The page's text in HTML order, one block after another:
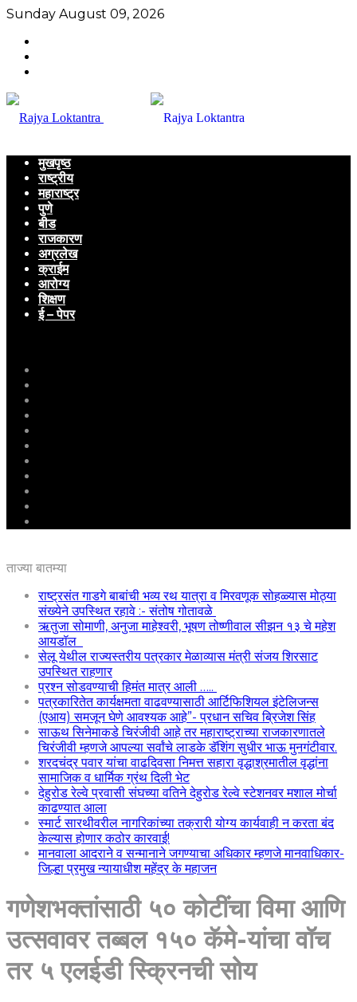
Sunday August 09, 2026
मुखपृष्ठ
राष्ट्रीय
महाराष्ट्र
पुणे
बीड
राजकारण
अग्रलेख
क्राईम
आरोग्य
शिक्षण
ई – पेपर
ताज्या बातम्या
राष्ट्रसंत गाडगे बाबांची भव्य रथ यात्रा व मिरवणूक सोहळ्यास मोठ्या
संख्येने उपस्थित रहावे :- संतोष गोतावळे
ऋतुजा सोमाणी, अनुजा माहेश्वरी, भूषण तोष्णीवाल सीझन १३ चे महेश
आयडॉल
सेलू येथील राज्यस्तरीय पत्रकार मेळाव्यास मंत्री संजय शिरसाट
उपस्थित राहणार
प्रश्न सोडवण्याची हिमंत मात्र आली …..
पत्रकारितेत कार्यक्षमता वाढवण्यासाठी आर्टिफिशियल इंटेलिजन्स
(एआय) समजून घेणे आवश्यक आहे”- प्रधान सचिव ब्रिजेश सिंह
साऊथ सिनेमाकडे चिरंजीवी आहे तर महाराष्ट्राच्या राजकारणातले
चिरंजीवी म्हणजे आपल्या सर्वांचे लाडके डॅशिंग सुधीर भाऊ मुनगंटीवार.
शरदचंद्र पवार यांचा वाढदिवसा निमत्त सहारा वृद्धाश्रमातील वृद्धांना
सामाजिक व धार्मिक ग्रंथ दिली भेट
देहुरोड रेल्वे प्रवासी संघच्या वतिने देहुरोड रेल्वे स्टेशनवर मशाल मोर्चा
काढण्यात आला
स्मार्ट सारथीवरील नागरिकांच्या तक्रारी योग्य कार्यवाही न करता बंद
केल्यास होणार कठोर कारवाई!
मानवाला आदराने व सन्मानाने जगण्याचा अधिकार म्हणजे मानवाधिकार-
जिल्हा प्रमुख न्यायाधीश महेंद्र के महाजन
गणेशभक्तांसाठी ५० कोटींचा विमा आणि
उत्सवावर तब्बल १५० कॅमे-यांचा वॉच
तर ५ एलईडी स्क्रिनची सोय